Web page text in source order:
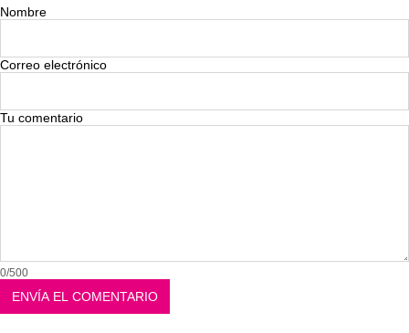
Nombre
Correo electrónico
Tu comentario
0/500